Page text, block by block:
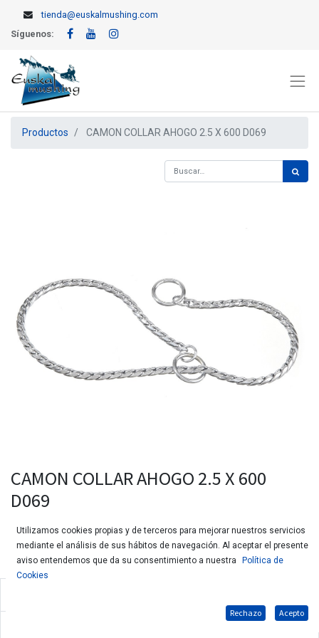
tienda@euskalmushing.com
Síguenos:
Productos CAMON COLLAR AHOGO 2.5 X 600 D069
CAMON COLLAR AHOGO 2.5 X 600
D069
Utilizamos cookies propias y de terceros para mejorar nuestros servicios
mediante el análisis de sus hábitos de navegación. Al aceptar el presente
aviso entendemos que da su consentimiento a nuestra
Política de
Cookies
Rechazo Acepto